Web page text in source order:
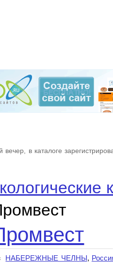
вечер, в каталоге
НАБЕРЕЖНЫЕ ЧЕЛНЫ ,